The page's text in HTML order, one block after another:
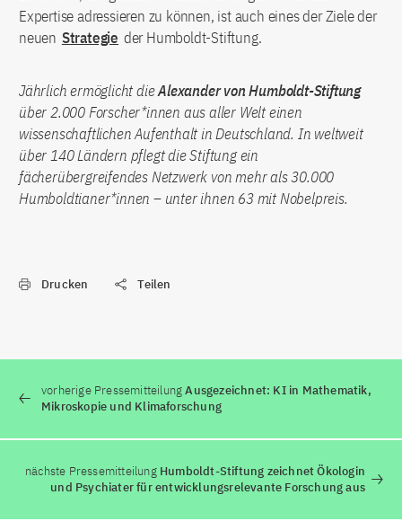
Expertise adressieren zu können, ist auch eines der Ziele der
neuen Strategie der Humboldt-Stiftung.
Jährlich ermöglicht dieAlexander von Humboldt-Stiftung
über 2.000 Forscher*innen aus aller Welt einen
wissenschaftlichen Aufenthalt in Deutschland. In weltweit
über 140 Ländern pflegt die Stiftung ein
fächerübergreifendes Netzwerk von mehr als 30.000
Humboldtianer*innen – unter ihnen 63 mit Nobelpreis.
Drucken Teilen
vorherige PressemitteilungAusgezeichnet: KI in Mathematik,
Mikroskopie und Klimaforschung
nächste Pressemitteilung Humboldt-Stiftung zeichnet Ökologin
und Psychiater für entwicklungsrelevante Forschung aus